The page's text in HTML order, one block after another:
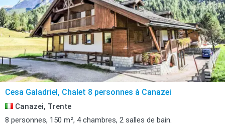
Cesa Galadriel, Chalet 8 personnes à Canazei
Canazei, Trente
8 personnes, 150 m², 4 chambres, 2 salles de bain.